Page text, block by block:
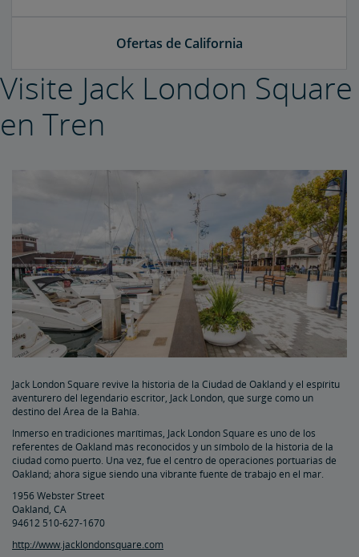
Ofertas de California
Visite Jack London Square
en Tren
Jack London Square revive la historia de la Ciudad de Oakland y el espíritu
aventurero del legendario escritor, Jack London, que surge como un
destino del Área de la Bahía.
Inmerso en tradiciones marítimas, Jack London Square es uno de los
referentes de Oakland más reconocidos y un símbolo de la historia de la
ciudad como puerto. Una vez, fue el centro de operaciones portuarias de
Oakland; ahora sigue siendo una vibrante fuente de trabajo en el mar.
1956 Webster Street
Oakland, CA
94612 510-627-1670
http://www.jacklondonsquare.com